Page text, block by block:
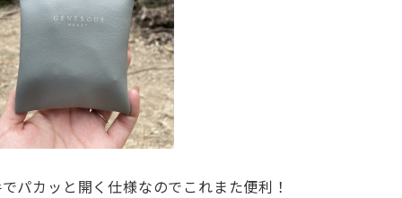
パカッと開く仕様なのでこれまた便利！